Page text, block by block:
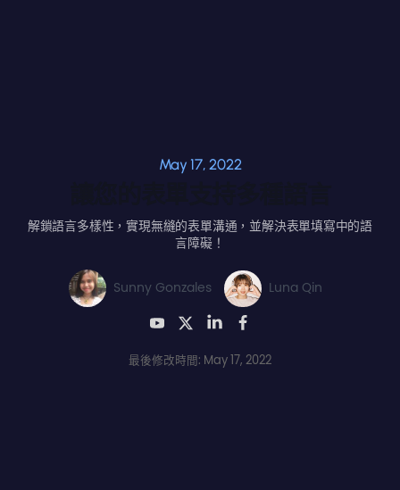
May 17, 2022
解鎖語言多樣性，實現無縫的表單溝通，並解決表單填寫中的語
言障礙！
Sunny Gonzales Luna Qin
最後修改時間: May 17, 2022